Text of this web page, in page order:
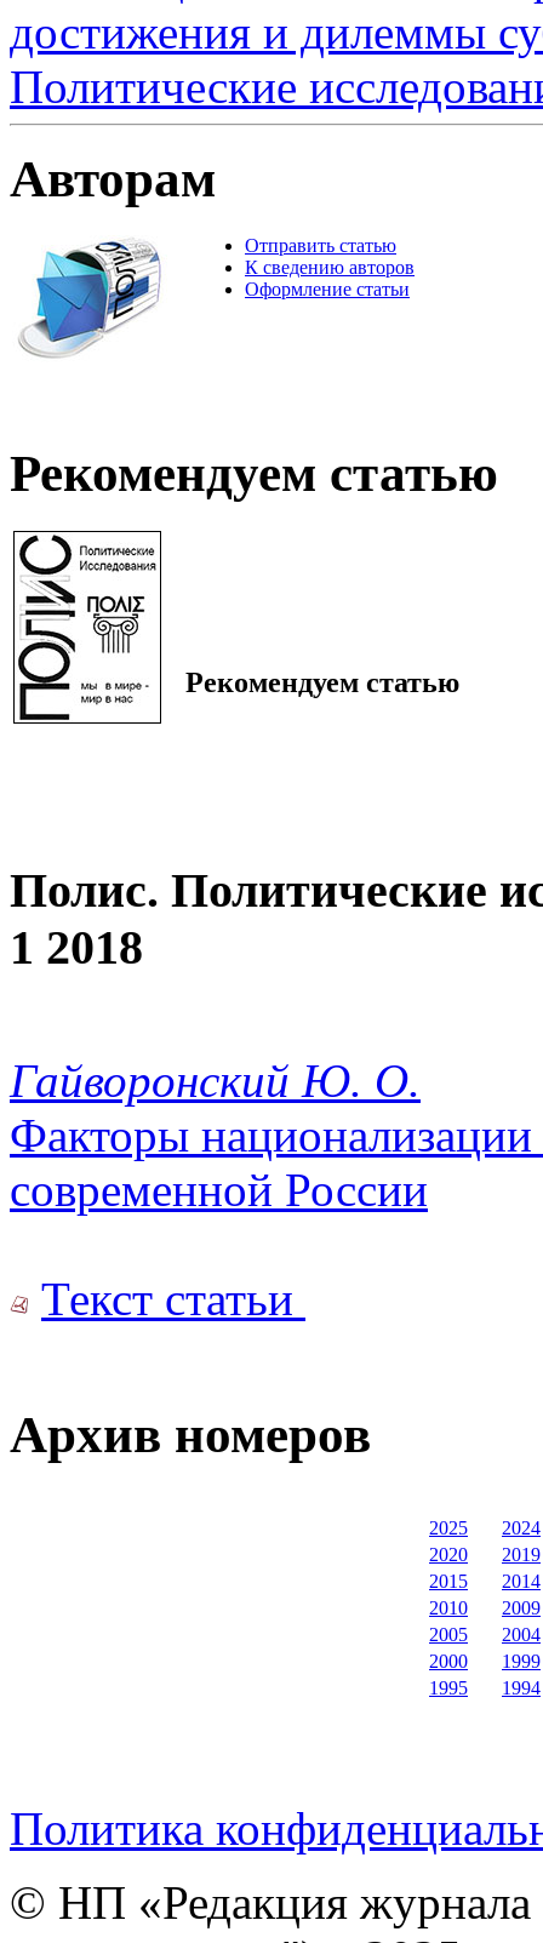
достижения и дилеммы
Политические
Авторам
Отправить статью
К сведению авторов
Оформление статьи
Рекомендуем статью
Рекомендуем статью
Полис. Политические
1 2018
Гайворонский Ю. О.
Факторы
современной России
Текст статьи
Архив номеров
2025
2024
2020
2019
2015
2014
2010
2009
2005
2004
2000
1999
1995
1994
Политика
© НП «Редакция